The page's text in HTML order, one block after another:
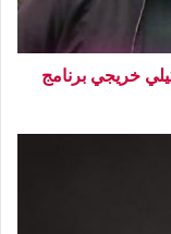
خريجي برنامج